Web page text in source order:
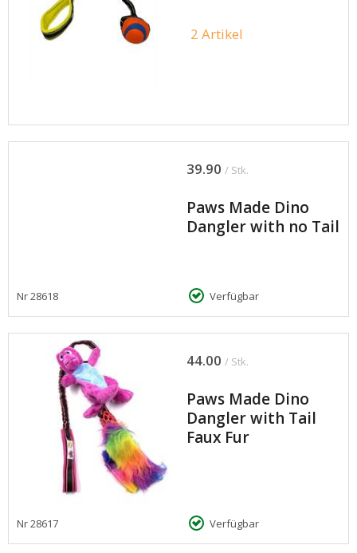
2 Artikel
39.90 / Stk.
Paws Made Dino
Dangler with no Tail
Nr28618 Verfügbar
44.00 / Stk.
Paws Made Dino
Dangler with Tail
Faux Fur
Nr28617 Verfügbar